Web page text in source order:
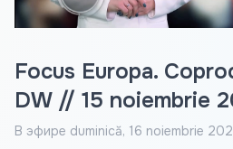
Focus Europa.
DW // 15 noiembrie
В эфире duminică, 16 noiembrie